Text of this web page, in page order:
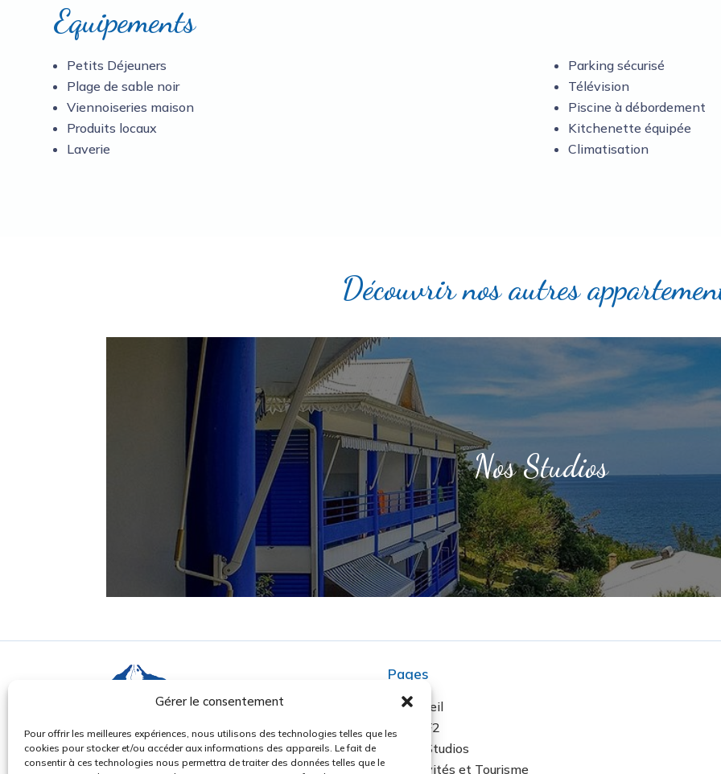
Gérer le consentement
Pour offrir les meilleures expériences, nous utilisons des technologies telles que les
cookies pour stocker et/ou accéder aux informations des appareils. Le fait de
consentir à ces technologies nous permettra de traiter des données telles que le
Equipements
Petits Déjeuners
Plage de sable noir
Viennoiseries maison
Produits locaux
Laverie
Parking sécurisé
Télévision
Piscine à débordement
Kitchenette équipée
Climatisation
Découvrir nos autres
Nos Studios
Anse Latouche, 97221 Le Carbet, Martinique
Pages
Accueil
Les F2
Les Studios
Activités et Tourisme